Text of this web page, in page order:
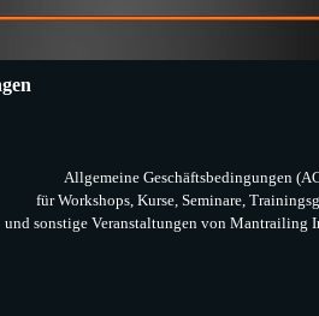
Allgemeine Geschäftsbedingungen
für Workshops, Kurse, Seminare,
und sonstige Veranstaltungen von Mantrailing